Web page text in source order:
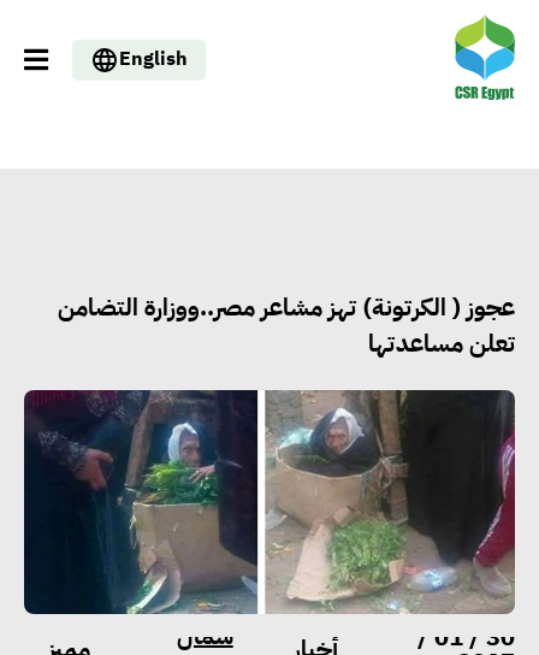
English
عجوز ( الكرتونة) تهز مشاعر مصر..ووزارة التضامن
تعلن مساعدتها
30 / 01 / شمال